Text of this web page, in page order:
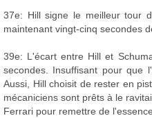
37e: Hill signe le meilleur tour
maintenant vingt-cinq secondes
39e: L'écart entre Hill et
secondes. Insuffisant pour que
Aussi, Hill choisit de rester en
mécaniciens sont prêts à le
Ferrari pour remettre de